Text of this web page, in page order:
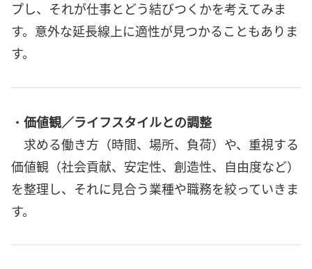
プし、それが仕事とどう結びつくかを考えてみま
す。意外な延長線上に適性が見つかることもありま
す。
・ 価値観／ライフスタイルとの調整
求める働き方（時間、場所、負荷）や、重視する
価値観（社会貢献、安定性、創造性、自由度など）
を整理し、それに見合う業種や職務を絞っていきま
す。